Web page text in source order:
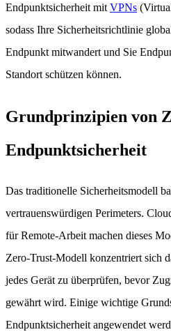
Endpunktsicherheit mit VPNs
sodass Ihre Sicherheitsrichtlinie
Endpunkt mitwandert und Sie
Standort schützen können.
Grundprinzipien von
Endpunktsicherheit
Das traditionelle Sicherheitsmodell
vertrauenswürdigen Perimeters.
für Remote-Arbeit machen dieses
Zero-Trust-Modell konzentriert sich
jedes Gerät zu überprüfen, bevor
gewährt wird. Einige wichtige
Endpunktsicherheit angewendet